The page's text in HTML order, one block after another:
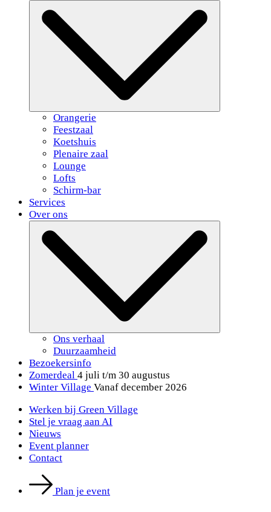
Orangerie
Feestzaal
Koetshuis
Plenaire zaal
Lounge
Lofts
Schirm-bar
Services
Over ons
Ons verhaal
Duurzaamheid
Bezoekersinfo
Zomerdeal 4 juli t/m 30 augustus
Winter Village Vanaf december 2026
Werken bij Green Village
Stel je vraag aan AI
Nieuws
Event planner
Contact
Plan je event